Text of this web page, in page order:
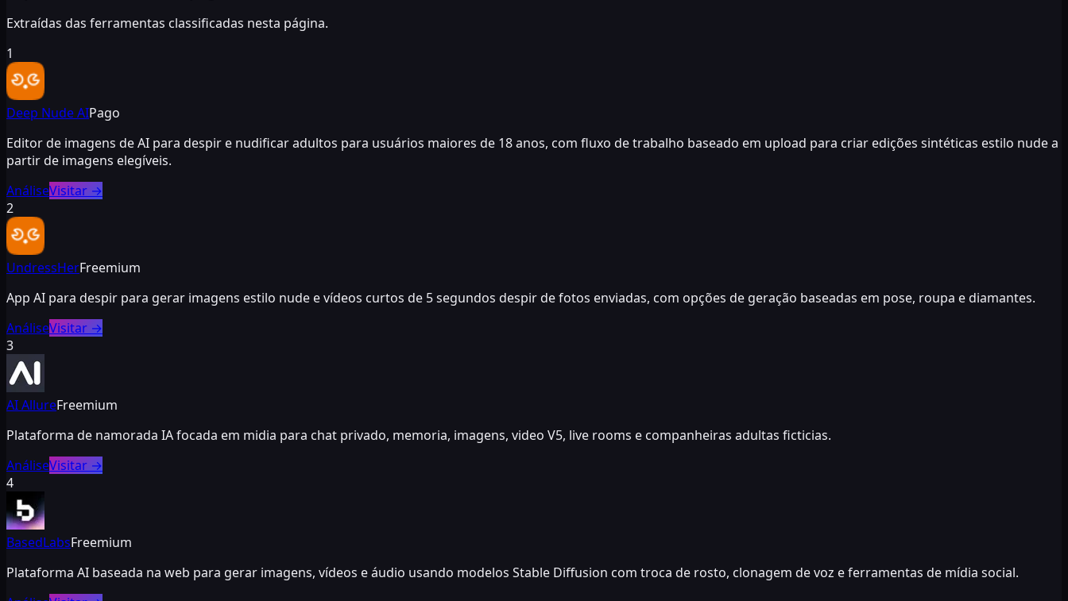
Extraídas das ferramentas classificadas nesta página.
1
Deep Nude AIPago
Editor de imagens de AI para despir e nudificar adultos para usuários maiores de 18 anos, com fluxo de trabalho baseado em upload para criar edições sintéticas estilo nude a
partir de imagens elegíveis.
AnáliseVisitar →
2
UndressHerFreemium
App AI para despir para gerar imagens estilo nude e vídeos curtos de 5 segundos despir de fotos enviadas, com opções de geração baseadas em pose, roupa e diamantes.
AnáliseVisitar →
3
AI AllureFreemium
Plataforma de namorada IA focada em midia para chat privado, memoria, imagens, video V5, live rooms e companheiras adultas ficticias.
AnáliseVisitar →
4
BasedLabsFreemium
Plataforma AI baseada na web para gerar imagens, vídeos e áudio usando modelos Stable Diffusion com troca de rosto, clonagem de voz e ferramentas de mídia social.